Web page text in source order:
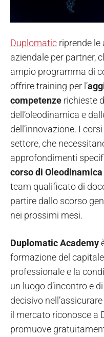
Duplomatic riprende le
aziendale per partner,
ampio programma di
offrire training per l’
competenze richieste
dell’oleodinamica e
dell’innovazione. I
settore, che
approfondimenti
corso di
team qualificato di
partire dallo scorso
nei prossimi mesi.
Duplomatic Academy
formazione del
professionale e la
un luogo d’incontro e
decisivo
il mercato riconosce a
promuove